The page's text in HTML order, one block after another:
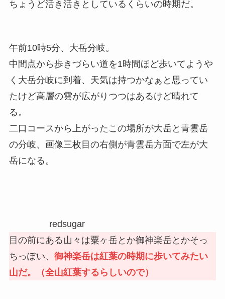
ちょうど活き活きとしているくらいの時期だ。
午前10時5分、大岳分岐。
中間点から歩きづらい道を1時間ほど歩いてようや
く大岳分岐に到着、天気は持つかなぁと思ってい
たけど高層の雲が広がりつつはあるけど晴れて
る。
二口コースから上がったこの場所が大岳と青雲岳
の分岐、画像三枚目の右側が青雲岳方面で左が大
岳になる。
redsugar
目の前にある山々は粟ヶ岳とか御神楽岳とかそっ
ちっぽい、 御神楽岳は紅葉の時期に歩いてみたい
山だ。（全山紅葉するらしいので）